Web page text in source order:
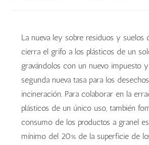
La nueva ley sobre residuos y suelos
cierra el grifo a los plásticos de un
gravándolos con un nuevo impuesto
segunda nueva tasa para los
incineración. Para colaborar en la
plásticos de un único uso, también
consumo de los productos a granel
mínimo del 20% de la superficie de